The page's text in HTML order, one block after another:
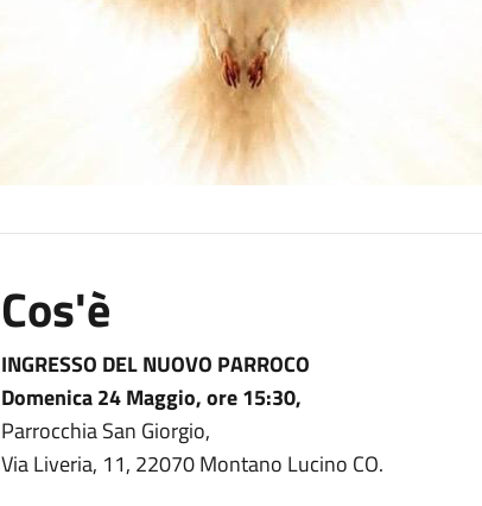
Cos'è
INGRESSO DEL NUOVO PARROCO
Domenica 24 Maggio, ore 15:30,
Parrocchia San Giorgio,
Via Liveria, 11, 22070 Montano Lucino CO.